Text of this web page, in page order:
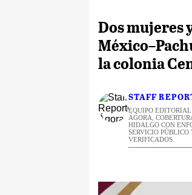
Dos mujeres
la colonia
STAFF
EQUIPO EDITORIAL
ÁGORA,
HIDALGO CON
SERVICIO PÚBLICO
VERIFICADOS.